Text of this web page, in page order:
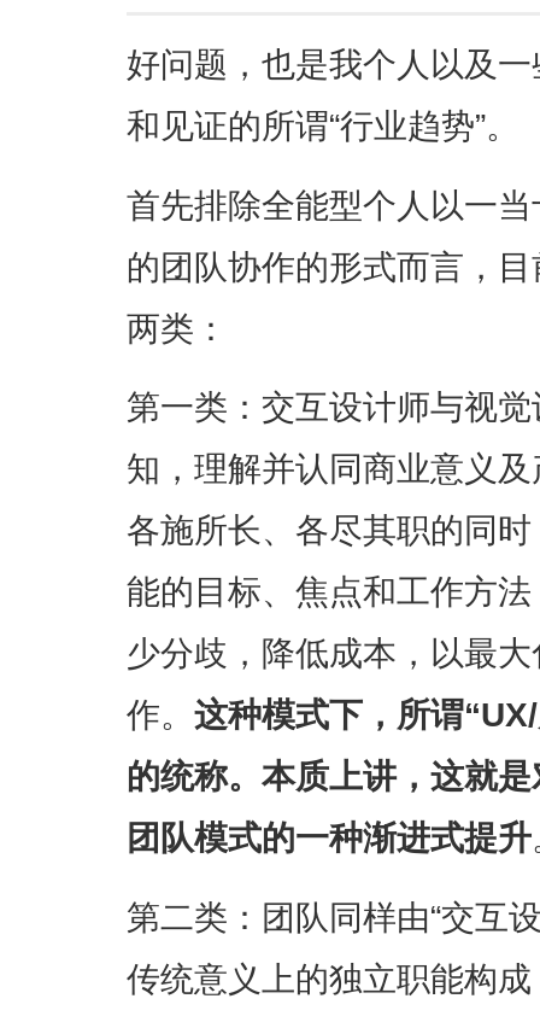
好问题，也是我个人以及
和见证的所谓“行业趋势”。
首先排除全能型个人以一
的团队协作的形式而言，
两类：
第一类：交互设计师与视
知，理解并认同商业意义
各施所长、各尽其职的同
能的目标、焦点和工作方
少分歧，降低成本，以最
作。 这种模式下，所谓
的统称。本质上讲，这就
团队模式的一种渐进式提升
第二类：团队同样由“交互
传统意义上的独立职能构